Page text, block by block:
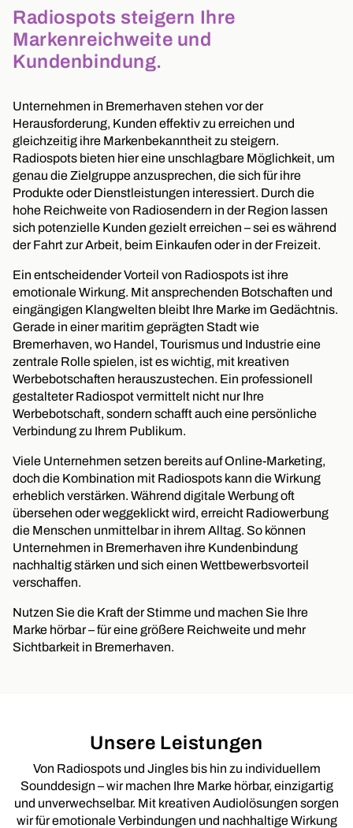
Radiospots steigern Ihre
Markenreichweite und
Kundenbindung.
Unternehmen in Bremerhaven stehen vor der
Herausforderung, Kunden effektiv zu erreichen und
gleichzeitig ihre Markenbekanntheit zu steigern.
Radiospots bieten hier eine unschlagbare Möglichkeit, um
genau die Zielgruppe anzusprechen, die sich für ihre
Produkte oder Dienstleistungen interessiert. Durch die
hohe Reichweite von Radiosendern in der Region lassen
sich potenzielle Kunden gezielt erreichen – sei es während
der Fahrt zur Arbeit, beim Einkaufen oder in der Freizeit.
Ein entscheidender Vorteil von Radiospots ist ihre
emotionale Wirkung. Mit ansprechenden Botschaften und
eingängigen Klangwelten bleibt Ihre Marke im Gedächtnis.
Gerade in einer maritim geprägten Stadt wie
Bremerhaven, wo Handel, Tourismus und Industrie eine
zentrale Rolle spielen, ist es wichtig, mit kreativen
Werbebotschaften herauszustechen. Ein professionell
gestalteter Radiospot vermittelt nicht nur Ihre
Werbebotschaft, sondern schafft auch eine persönliche
Verbindung zu Ihrem Publikum.
Viele Unternehmen setzen bereits auf Online-Marketing,
doch die Kombination mit Radiospots kann die Wirkung
erheblich verstärken. Während digitale Werbung oft
übersehen oder weggeklickt wird, erreicht Radiowerbung
die Menschen unmittelbar in ihrem Alltag. So können
Unternehmen in Bremerhaven ihre Kundenbindung
nachhaltig stärken und sich einen Wettbewerbsvorteil
verschaffen.
Nutzen Sie die Kraft der Stimme und machen Sie Ihre
Marke hörbar – für eine größere Reichweite und mehr
Sichtbarkeit in Bremerhaven.
Unsere Leistungen
Von Radiospots und Jingles bis hin zu individuellem
Sounddesign – wir machen Ihre Marke hörbar, einzigartig
und unverwechselbar. Mit kreativen Audiolösungen sorgen
wir für emotionale Verbindungen und nachhaltige Wirkung